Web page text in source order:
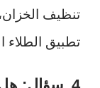
تنظيف
تطبيق الطلاء